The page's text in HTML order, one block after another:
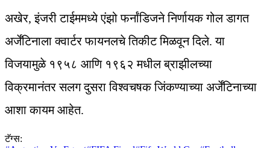
अखेर, इंजरी टाईममध्ये एंझो फर्नांडिजने निर्णायक गोल डागत
अर्जेंटिनाला क्वार्टर फायनलचे तिकीट मिळवून दिले. या
विजयामुळे १९५८ आणि १९६२ मधील ब्राझीलच्या
विक्रमानंतर सलग दुसरा विश्वचषक जिंकण्याच्या अर्जेंटिनाच्या
आशा कायम आहेत.
टॅग्स: